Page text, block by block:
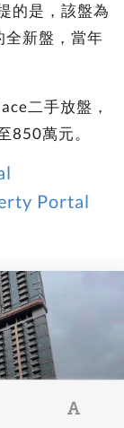
的是，該盤為
新盤，當年
二手放盤，
850萬元。
Portal